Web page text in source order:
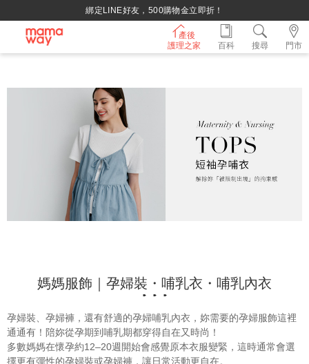
持媽媽手冊兌換媽媽禮｜超實用芬蘭箱免費領取 ~
產後
護理之家
門市
百科 搜尋
媽媽服飾｜孕婦裝・哺乳衣・哺乳內衣
孕婦裝、孕婦褲，還有舒適的孕婦哺乳內衣，妳需要的孕婦服飾這裡
通通有！陪妳從孕期到哺乳期都穿得自在又時尚！
多數媽媽在懷孕約12–20週開始會感覺原本衣服變緊，這時通常會選
擇更有彈性的孕婦裝或孕婦褲，讓日常活動更自在。